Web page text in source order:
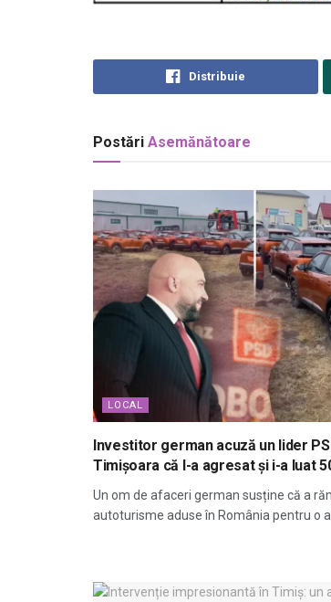
Distribuie
Postări Asemănătoare
LOCAL
Investitor german acuză un lider
Timișoara că l-a agresat și i-a luat
Un om de afaceri german susține că a
autoturisme aduse în România pentru o